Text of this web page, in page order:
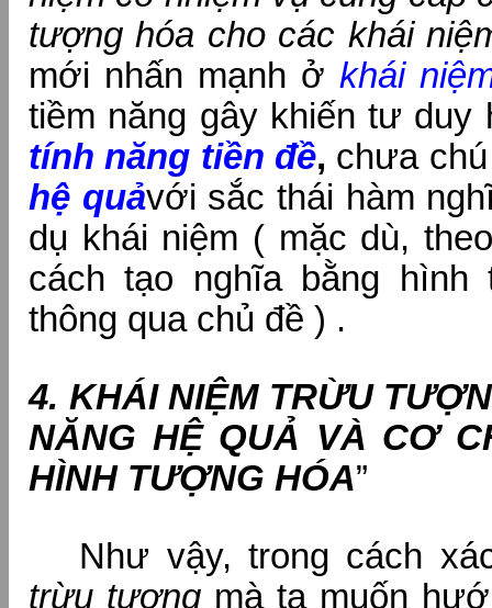
tượng hóa cho các khái
mới nhấn mạnh ở khái
tiềm năng gây khiến tư duy
tính năng tiền đề, chưa
hệ quảvới sắc thái hàm
dụ khái niệm ( mặc dù,
cách tạo nghĩa bằng hình
thông qua chủ đề ) .
4. KHÁI NIỆM TRỪU
NĂNG HỆ QUẢ VÀ CƠ
HÌNH TƯỢNG HÓA”
Như vậy, trong cách
trừu tương mà ta muốn